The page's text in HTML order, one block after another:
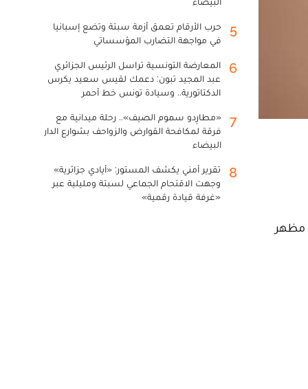
مظهر
5
حرب الأرقام تعمق أزمة سبتة وتضع إسبانيا
في مواجهة التضارب المؤسساتي
6
المعارضة التونسية تراسل الرئيس الجزائري
عبد المجيد تبون: دعمك لقيس سعيد يكرس
الدكتاتورية.. وسيادة تونس خط أحمر
7
«مطارِدو سموم الصيف».. رحلة ميدانية مع
فرقة لمكافحة القوارض والزواحف بشوارع الدار
البيضاء
8
تقرير أمني يكشف المستور: «أيادي جزائرية»
وجهت الاقتحام الجماعي لسبتة ومليلية عبر
«غرفة قيادة رقمية»